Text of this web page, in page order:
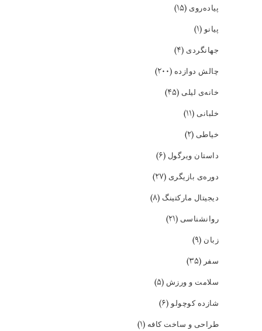
پیاده‌روی (۱۵)
پیانو(۱)
جهانگردی (۴)
چالش دوازده (۲۰۰)
خانه‌ی لیلی (۴۵)
خلبانی (۱۱)
خیاطی (۲)
داستان ویرگول (۶)
دوره‌ی بازیگری (۲۷)
دیجیتال مارکتینگ (۸)
روانشناسی (۲۱)
زبان (۹)
سفر (۳۵)
سلامت و ورزش (۵)
شازده کوچولو(۶)
طراحی و ساخت کافه (۱)